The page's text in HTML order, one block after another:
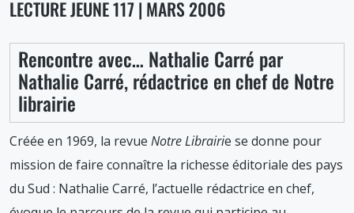
2006
LECTURE JEUNE 117 | MARS 2006
Rencontre avec… Nathalie Carré par
Nathalie Carré, rédactrice en chef de Notre
librairie
Créée en 1969, la revue Notre Librairie se donne pour
mission de faire connaître la richesse éditoriale des pays
du Sud : Nathalie Carré, l’actuelle rédactrice en chef,